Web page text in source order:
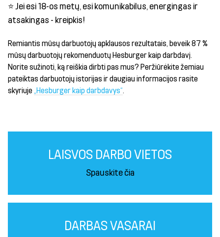
⭐ Jei esi 18-os metų, esi komunikabilus, energingas ir
atsakingas - kreipkis!
Remiantis mūsų darbuotojų apklausos rezultatais, beveik 87 %
mūsų darbuotojų rekomenduotų Hesburger kaip darbdavį.
Norite sužinoti, ką reiškia dirbti pas mus? Peržiūrėkite žemiau
pateiktas darbuotojų istorijas ir daugiau informacijos rasite
skyriuje „Hesburger kaip darbdavys“.
LAISVOS DARBO VIETOS
Spauskite čia
DARBAS VASARAI